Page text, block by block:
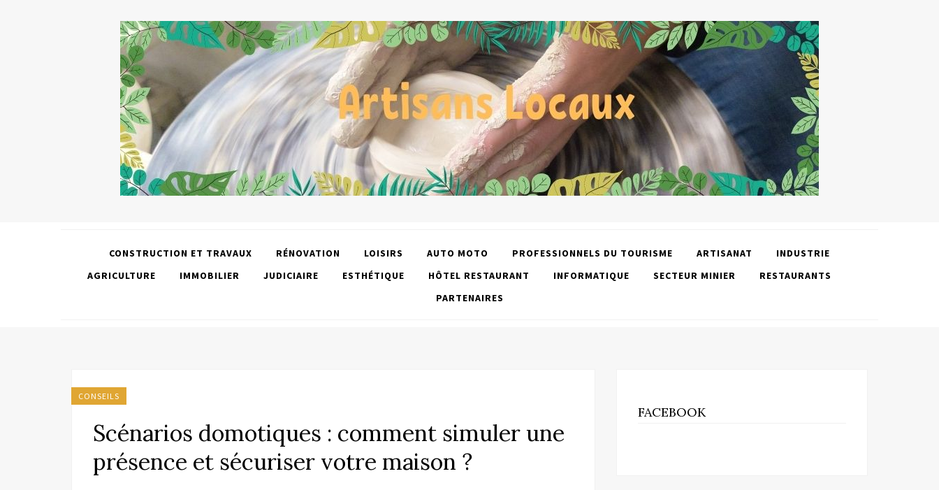
CONSTRUCTION ET TRAVAUX RÉNOVATION LOISIRS AUTO MOTO PROFESSIONNELS DU TOURISME ARTISANAT
INDUSTRIE
AGRICULTURE
IMMOBILIER JUDICIAIRE ESTHÉTIQUE HÔTEL RESTAURANT INFORMATIQUE SECTEUR MINIER
RESTAURANTS
PARTENAIRES
CONSEILS
Scénarios domotiques : comment simuler une
présence et sécuriser votre maison ?
FACEBOOK